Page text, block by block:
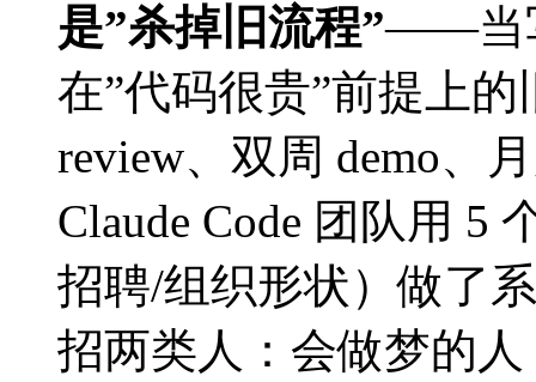
是”杀掉旧流程”——当
在”代码很贵”前提上
review、双周 demo
Claude Code 团队用 5
招聘/组织形状）做了
招两类人：会做梦的